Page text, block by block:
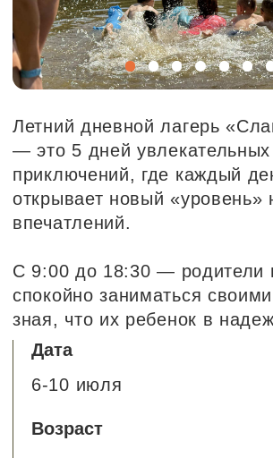
28.500 ₽
Количество участников:
до 30 человек
Продолжительность:
с 8:40 до 18:30
Где
м. Таганская (старт и финиш)
Луговая
Щепкино болото (пл. Фирсановская)
Горенки
Филатов луг
шоссе)
Возраст
6-10 июля